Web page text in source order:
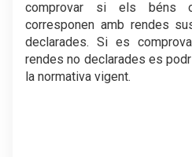
comprovar si els béns
corresponen amb rendes
declarades. Si es
rendes no declarades es
la normativa vigent.